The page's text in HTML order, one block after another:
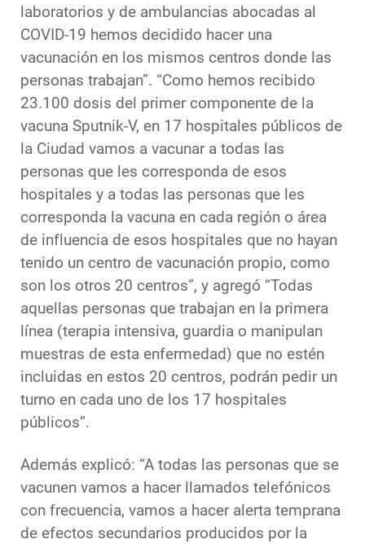
laboratorios y de ambulancias abocadas al
COVID-19 hemos decidido hacer una
vacunación en los mismos centros donde las
personas trabajan”. “Como hemos recibido
23.100 dosis del primer componente de la
vacuna Sputnik-V, en 17 hospitales públicos de
la Ciudad vamos a vacunar a todas las
personas que les corresponda de esos
hospitales y a todas las personas que les
corresponda la vacuna en cada región o área
de influencia de esos hospitales que no hayan
tenido un centro de vacunación propio, como
son los otros 20 centros”, y agregó “Todas
aquellas personas que trabajan en la primera
línea (terapia intensiva, guardia o manipulan
muestras de esta enfermedad) que no estén
incluidas en estos 20 centros, podrán pedir un
turno en cada uno de los 17 hospitales
públicos”.
Además explicó: “A todas las personas que se
vacunen vamos a hacer llamados telefónicos
con frecuencia, vamos a hacer alerta temprana
de efectos secundarios producidos por la